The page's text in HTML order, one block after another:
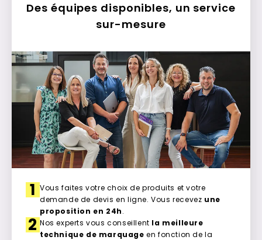
Des équipes disponibles, un service
sur-mesure
1 Vous faites votre choix de produits et votre
demande de devis en ligne. Vous recevez une
proposition en 24h.
2 Nos experts vous conseillent la meilleure
technique de marquage en fonction de la